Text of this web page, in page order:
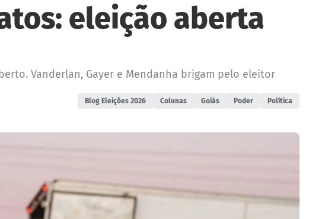
eleição aberta
Vanderlan, Gayer e Mendanha brigam pelo eleitor
Blog Eleições 2026 Colunas Goiás Poder Política